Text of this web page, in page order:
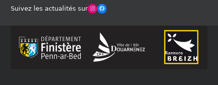
Suivez les actualités surWinches Club OfficielFacebook